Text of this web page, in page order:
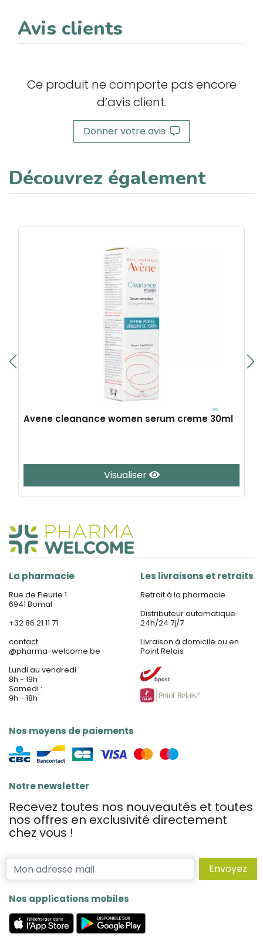
Avis clients
Ce produit ne comporte pas encore
d’avis client.
Donner votre avis
Découvrez également
Avene cleanance women serum creme 30ml
Visualiser
La pharmacie
Rue de Fleurie 1
6941 Bomal
+32 86 21 11 71
contact
@pharma-welcome.be
Lundi au vendredi :
8h - 19h
Samedi :
9h - 18h
Nos moyens de paiements
Les livraisons et retraits
Retrait à la pharmacie
Distributeur automatique
24h/24 7j/7
Livraison à domicile ou en
Point Relais
Notre newsletter
Recevez toutes nos nouveautés et toutes
nos offres en exclusivité directement
chez vous !
Envoyez
Nos applications mobiles